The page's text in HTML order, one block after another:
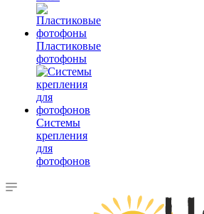
Пластиковые
фотофоны
Системы
крепления
для
фотофонов